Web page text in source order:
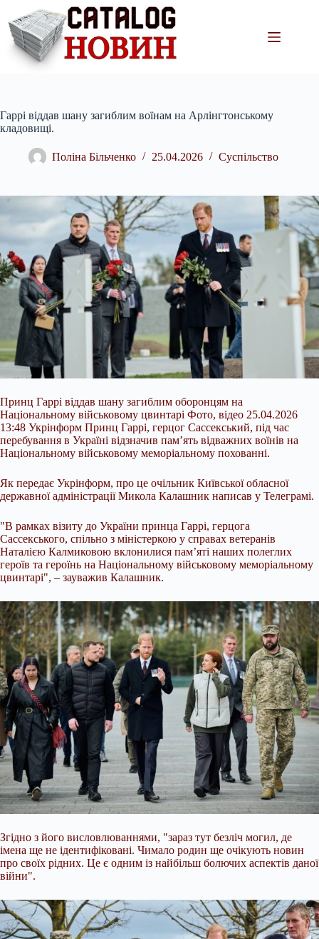
вмісту
Гаррі віддав шану загиблим воїнам на Арлінгтонському
кладовищі.
Поліна Більченко 25.04.2026 Суспільство
Принц Гаррі віддав шану загиблим оборонцям на
Національному військовому цвинтарі Фото, відео 25.04.2026
13:48 Укрінформ Принц Гаррі, герцог Сассекський, під час
перебування в Україні відзначив пам’ять відважних воїнів на
Національному військовому меморіальному похованні.
Як передає Укрінформ, про це очільник Київської обласної
державної адміністрації Микола Калашник написав у Телеграмі.
"В рамках візиту до України принца Гаррі, герцога
Сассекського, спільно з міністеркою у справах ветеранів
Наталією Калмиковою вклонилися пам’яті наших полеглих
героїв та героїнь на Національному військовому меморіальному
цвинтарі", – зауважив Калашник.
Згідно з його висловлюваннями, "зараз тут безліч могил, де
імена ще не ідентифіковані. Чимало родин ще очікують новин
про своїх рідних. Це є одним із найбільш болючих аспектів даної
війни".